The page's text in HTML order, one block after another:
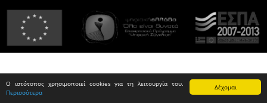
Δέχομαι
Ο ιστότοπος χρησιμοποιεί cookies για τη λειτουργία του.
Περισσότερα